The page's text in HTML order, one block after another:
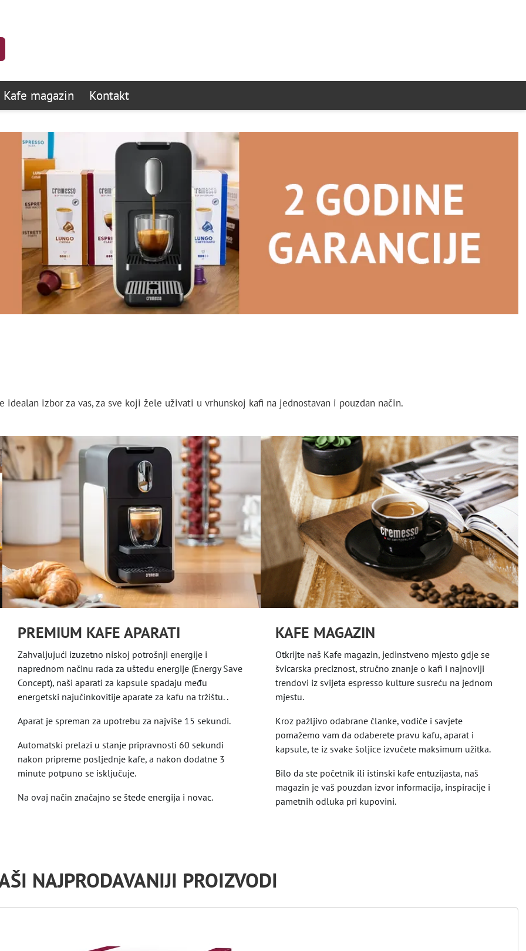
Kafe magazin Kontakt
izbor za vas, za sve koji žele uživati u vrhunskoj kafi na jednostavan i pouzdan način.
PREMIUM KAFE APARATI
Zahvaljujući izuzetno niskoj potrošnji energije i
naprednom načinu rada za uštedu energije (Energy Save
Concept), naši aparati za kapsule spadaju među
energetski najučinkovitije aparate za kafu na tržištu. .
Aparat je spreman za upotrebu za najviše 15 sekundi.
Automatski prelazi u stanje pripravnosti 60 sekundi
nakon pripreme posljednje kafe, a nakon dodatne 3
minute potpuno se isključuje.
Na ovaj način značajno se štede energija i novac.
KAFE MAGAZIN
Otkrijte naš Kafe magazin, jedinstveno mjesto gdje se
švicarska preciznost, stručno znanje o kafi i najnoviji
trendovi iz svijeta espresso kulture susreću na jednom
mjestu.
Kroz pažljivo odabrane članke, vodiče i savjete
pomažemo vam da odaberete pravu kafu, aparat i
kapsule, te iz svake šoljice izvučete maksimum užitka.
Bilo da ste početnik ili istinski kafe entuzijasta, naš
magazin je vaš pouzdan izvor informacija, inspiracije i
pametnih odluka pri kupovini.
NAJPRODAVANIJI PROIZVODI